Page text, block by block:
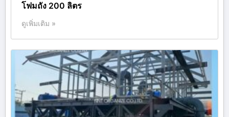
โฟมถัง 200 ลิตร
ดูเพิ่มเติม »